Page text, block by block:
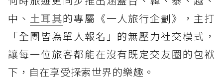
中、 土耳其的專屬《一人旅行企劃》，主打
「全團皆為單人報名」的無壓力社交模式，
讓每一位旅客都能在沒有既定交友圈的包袱
下，自在享受探索世界的樂趣。